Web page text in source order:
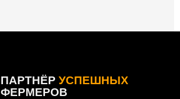
ПАРТНЁР УСПЕШНЫХ
ФЕРМЕРОВ